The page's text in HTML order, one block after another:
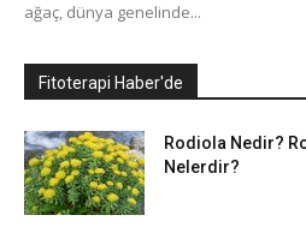
ağaç, dünya genelinde...
Fitoterapi Haber'de
Rodiola Nedir?
Nelerdir?